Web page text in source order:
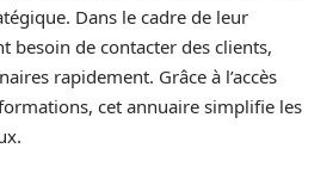
Dans le cadre de leur
besoin de contacter des clients,
rapidement. Grâce à l’accès
cet annuaire simplifie les